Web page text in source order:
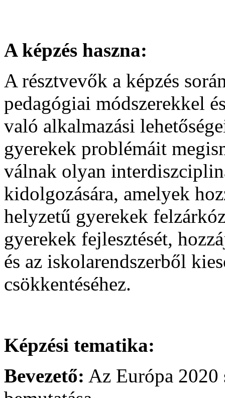
A képzés haszna:
A résztvevők a képzés
pedagógiai módszerekkel
való alkalmazási
gyerekek problémáit
válnak olyan
kidolgozására, amelyek
helyzetű gyerekek
gyerekek fejlesztését,
és az iskolarendszerből
csökkentéséhez.
Képzési tematika:
Bevezető: Az Európa 2020